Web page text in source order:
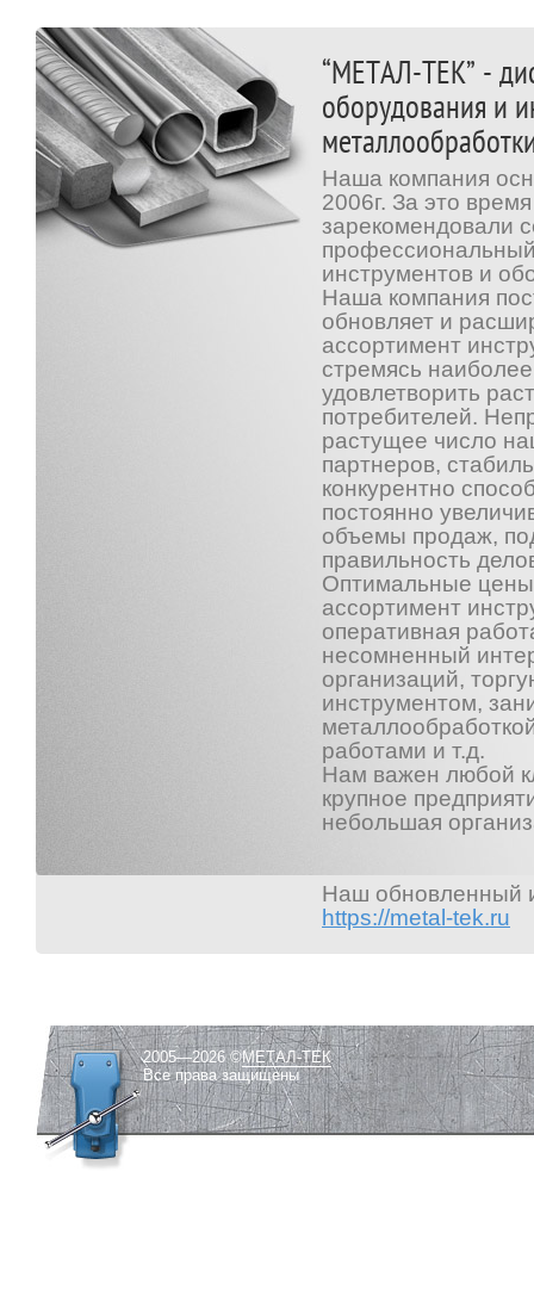
“МЕТАЛ-ТЕК” -
оборудования и
Наша компания
2006г. За это
зарекомендовали
инструментов и
Наша компания
обновляет и
ассортимент
стремясь
удовлетворить
потребителей.
растущее число
партнеров,
конкурентно
постоянно
объемы продаж,
правильность
Оптимальные
ассортимент
оперативная
несомненный
организаций,
инструментом,
работами и т.д.
Нам важен любой
крупное
небольшая
Наш обновленный
https://metal-tek.ru
2005—2026 ©МЕТАЛ-ТЕК
Все права защищены